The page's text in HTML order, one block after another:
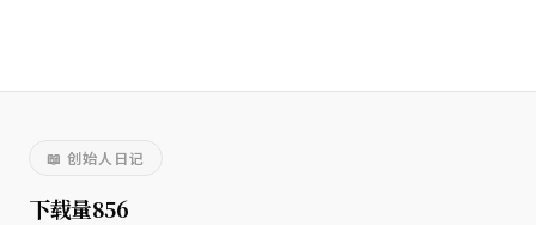
📖 创始人日记
下载量856